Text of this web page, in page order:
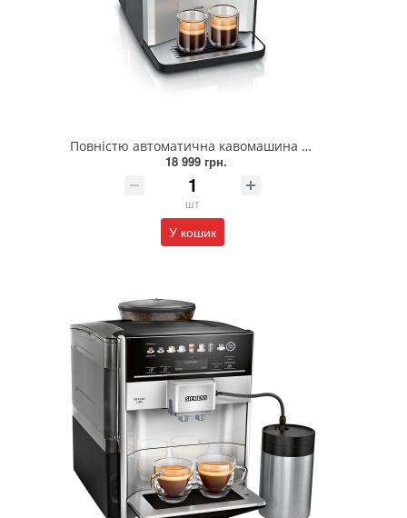
Повністю автоматична кавомашина SIEMENS TP511R01
18 999 грн.
шт
У кошик